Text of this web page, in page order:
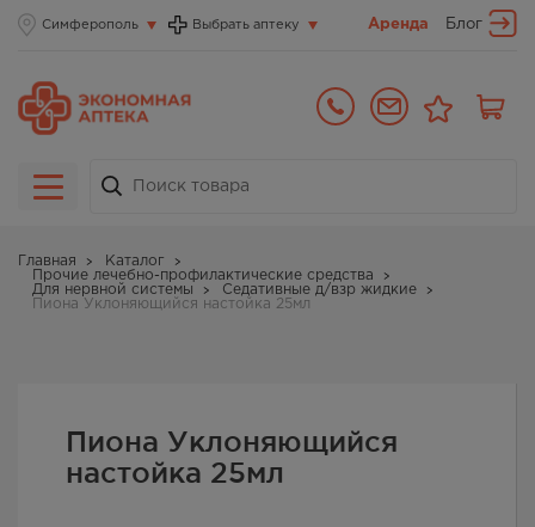
Симферополь Выбрать аптеку Аренда Блог
Главная
Каталог
Прочие лечебно-профилактические средства
Для нервной системы
Седативные д/взр жидкие
Пиона Уклоняющийся настойка 25мл
Пиона Уклоняющийся
настойка 25мл